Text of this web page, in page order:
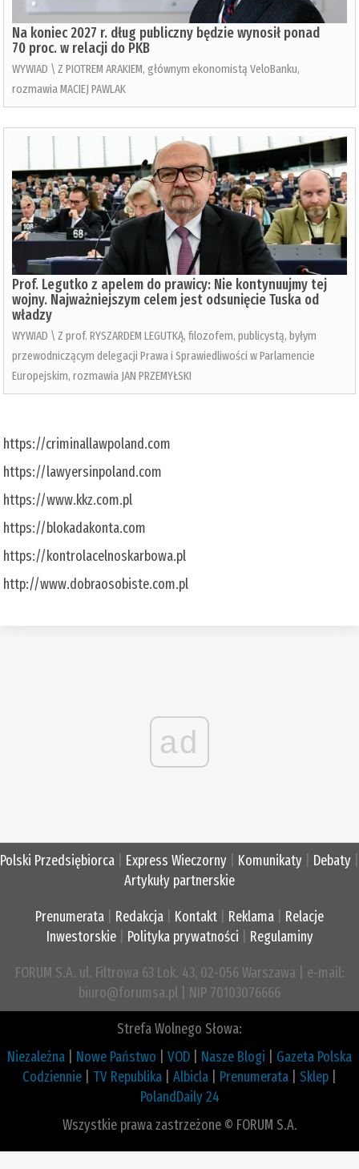
Na koniec 2027 r. dług publiczny będzie wynosił ponad
70 proc. w relacji do PKB
WYWIAD \ Z PIOTREM ARAKIEM, głównym ekonomistą VeloBanku,
rozmawia MACIEJ PAWLAK
Prof. Legutko z apelem do prawicy: Nie kontynuujmy tej
wojny. Najważniejszym celem jest odsunięcie Tuska od
władzy
WYWIAD \ Z prof. RYSZARDEM LEGUTKĄ, filozofem, publicystą, byłym
przewodniczącym delegacji Prawa i Sprawiedliwości w Parlamencie
Europejskim, rozmawia JAN PRZEMYŁSKI
https://criminallawpoland.com
https://lawyersinpoland.com
https://www.kkz.com.pl
https://blokadakonta.com
https://kontrolacelnoskarbowa.pl
http://www.dobraosobiste.com.pl
ad
Polski Przedsiębiorca Express Wieczorny Komunikaty Debaty
Artykuły partnerskie
Prenumerata Redakcja Kontakt Reklama
Relacje
Inwestorskie| Polityka prywatności Regulaminy
FORUM S.A. ul. Filtrowa 63 Lok. 43, 02-056 Warszawa | e-mail:
biuro@forumsa.pl | NIP 70103076666
Strefa Wolnego Słowa:
Niezależna
Nowe Państwo VOD Nasze Blogi
Gazeta Polska
Codziennie
TV Republika Albicla Prenumerata Sklep
PolandDaily 24
Wszystkie prawa zastrzeżone © FORUM S.A.